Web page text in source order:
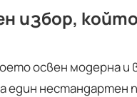
избор,
освен модерна и
един нестандартен